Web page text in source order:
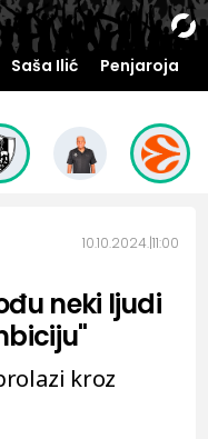
Saša Ilić Penjaroja
10.10.2024. 11:00
neki ljudi
kroz